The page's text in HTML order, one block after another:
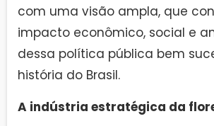
com uma visão ampla, que
impacto econômico, social e
dessa política pública bem
história do Brasil.
A indústria estratégica da